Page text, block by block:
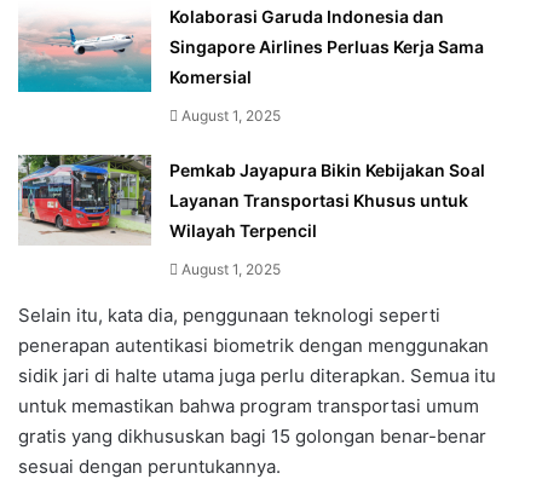
Kolaborasi Garuda Indonesia dan
Singapore Airlines Perluas Kerja Sama
Komersial
August 1, 2025
Pemkab Jayapura Bikin Kebijakan Soal
Layanan Transportasi Khusus untuk
Wilayah Terpencil
August 1, 2025
Selain itu, kata dia, penggunaan teknologi seperti
penerapan autentikasi biometrik dengan menggunakan
sidik jari di halte utama juga perlu diterapkan. Semua itu
untuk memastikan bahwa program transportasi umum
gratis yang dikhususkan bagi 15 golongan benar-benar
sesuai dengan peruntukannya.